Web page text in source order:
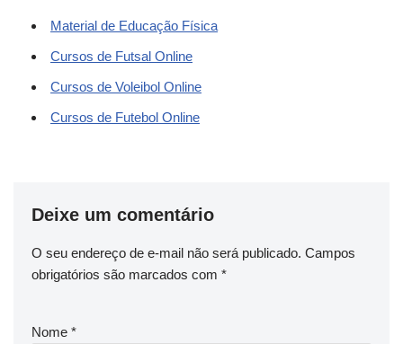
Material de Educação Física
Cursos de Futsal Online
Cursos de Voleibol Online
Cursos de Futebol Online
Deixe um comentário
O seu endereço de e-mail não será publicado. Campos
obrigatórios são marcados com *
Nome *